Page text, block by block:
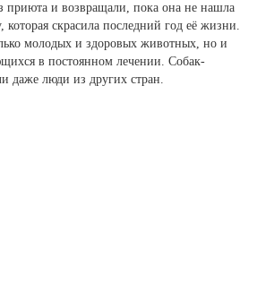
приюта и возвращали, пока она не нашла
которая скрасила последний год её жизни.
молодых и здоровых животных, но и
в постоянном лечении. Собак-
даже люди из других стран.